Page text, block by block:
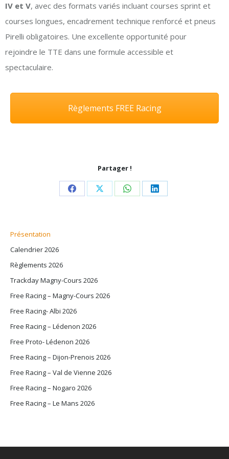
IV et V, avec des formats variés incluant courses sprint et
courses longues, encadrement technique renforcé et pneus
Pirelli obligatoires. Une excellente opportunité pour
rejoindre le TTE dans une formule accessible et
spectaculaire.
Règlements FREE Racing
Partager !
Share Share Share Share
Présentation
Calendrier 2026
Règlements 2026
Trackday Magny-Cours 2026
Free Racing – Magny-Cours 2026
Free Racing- Albi 2026
Free Racing – Lédenon 2026
Free Proto- Lédenon 2026
Free Racing – Dijon-Prenois 2026
Free Racing – Val de Vienne 2026
Free Racing – Nogaro 2026
Free Racing – Le Mans 2026